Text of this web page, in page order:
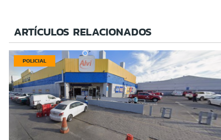
ARTÍCULOS RELACIONADOS
POLICIAL